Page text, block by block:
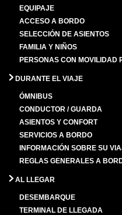
EQUIPAJE
ACCESO A BORDO
SELECCIÓN DE ASIENTOS
FAMILIA Y NIÑOS
PERSONAS CON MOVILIDAD
DURANTE EL VIAJE
ÓMNIBUS
CONDUCTOR / GUARDA
ASIENTOS Y CONFORT
SERVICIOS A BORDO
INFORMACIÓN SOBRE SU
REGLAS GENERALES A
AL LLEGAR
DESEMBARQUE
TERMINAL DE LLEGADA